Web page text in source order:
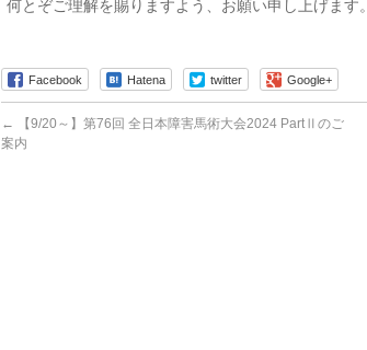
何とぞご理解を賜りますよう、お願い申し上げます。
Facebook Hatena twitter Google+
←
【9/20～】第76回 全日本障害馬術大会2024 PartⅡのご
案内